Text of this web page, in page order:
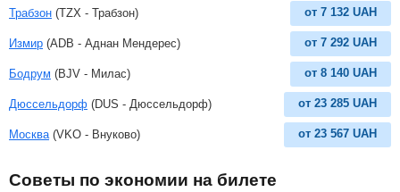
Трабзон (TZX - Трабзон) от 7 132 UAH
Измир (ADB - Аднан Мендерес) от 7 292 UAH
Бодрум (BJV - Милас) от 8 140 UAH
Дюссельдорф (DUS - Дюссельдорф) от 23 285 UAH
Москва (VKO - Внуково) от 23 567 UAH
Советы по экономии на билете